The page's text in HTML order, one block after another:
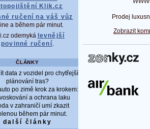
Klik.cz
ručení na váš vůz
a během pár minut.
odemyká levnější
povinné ručení.
ČLÁNKY
data z vozidel pro chytřejší
plánování tras?
po zimě krok za krokem:
a ochrana laku
v zahraničí umí zkazit
během pár minut.
další články
Prodej
Zobrazit